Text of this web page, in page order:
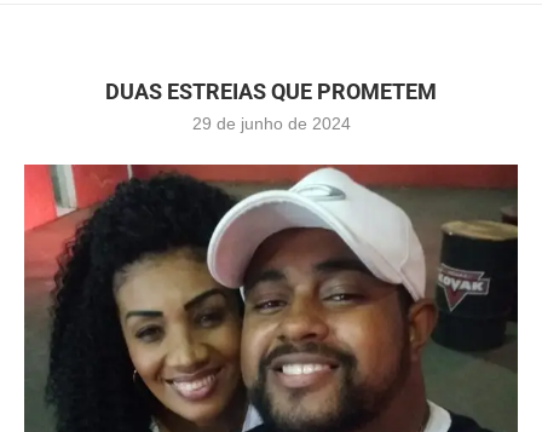
DUAS ESTREIAS QUE PROMETEM
29 de junho de 2024